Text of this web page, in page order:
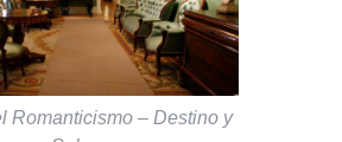
Romanticismo – Destino y